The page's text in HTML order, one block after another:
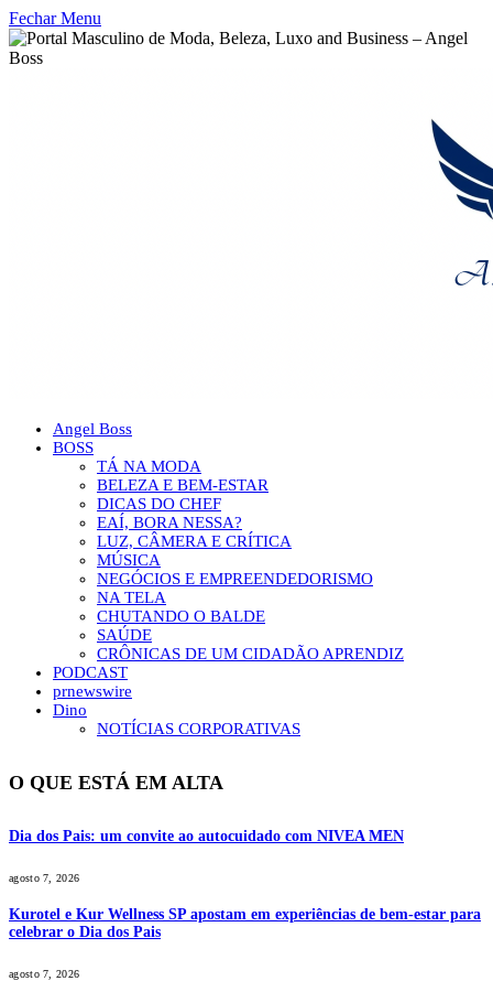
Fechar Menu
Angel Boss
BOSS
TÁ NA MODA
BELEZA E BEM-ESTAR
DICAS DO CHEF
EAÍ, BORA NESSA?
LUZ, CÂMERA E CRÍTICA
MÚSICA
NEGÓCIOS E EMPREENDEDORISMO
NA TELA
CHUTANDO O BALDE
SAÚDE
CRÔNICAS DE UM CIDADÃO APRENDIZ
PODCAST
prnewswire
Dino
NOTÍCIAS CORPORATIVAS
O QUE ESTÁ EM ALTA
Dia dos Pais: um convite ao autocuidado com NIVEA MEN
agosto 7, 2026
Kurotel e Kur Wellness SP apostam em experiências de bem-estar para
celebrar o Dia dos Pais
agosto 7, 2026